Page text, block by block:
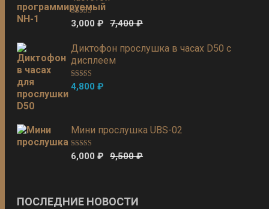
Оценка 5.00
из 5 7,400₽
3,000₽
Диктофон прослушка в часах D50 с
дисплеем
Оценка 5.00
из 5
4,800₽
Мини прослушка UBS-02
Оценка 5.00
из 5 9,500₽
6,000₽
ПОСЛЕДНИЕ НОВОСТИ